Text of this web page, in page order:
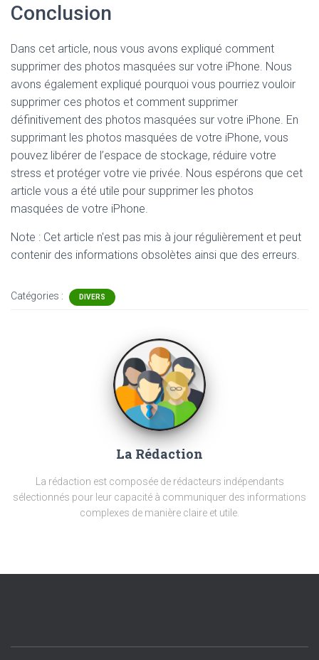
Conclusion
Dans cet article, nous vous avons expliqué comment
supprimer des photos masquées sur votre iPhone. Nous
avons également expliqué pourquoi vous pourriez vouloir
supprimer ces photos et comment supprimer
définitivement des photos masquées sur votre iPhone. En
supprimant les photos masquées de votre iPhone, vous
pouvez libérer de l’espace de stockage, réduire votre
stress et protéger votre vie privée. Nous espérons que cet
article vous a été utile pour supprimer les photos
masquées de votre iPhone.
Note : Cet article n'est pas mis à jour régulièrement et peut
contenir des informations obsolètes ainsi que des erreurs.
Catégories : DIVERS
La Rédaction
La rédaction est composée de rédacteurs indépendants
sélectionnés pour leur capacité à communiquer des informations
complexes de manière claire et utile.